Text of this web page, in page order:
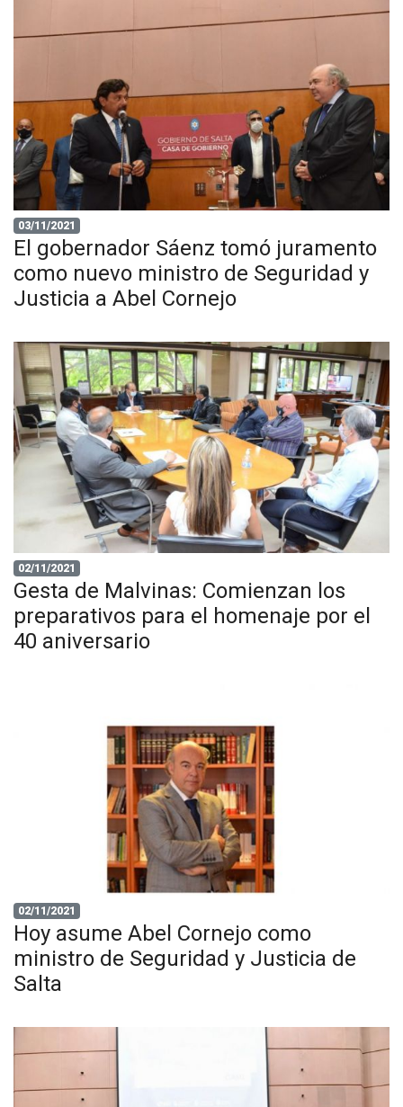
03/11/2021
El gobernador Sáenz tomó juramento
como nuevo ministro de Seguridad y
Justicia a Abel Cornejo
02/11/2021
Gesta de Malvinas: Comienzan los
preparativos para el homenaje por el
40 aniversario
02/11/2021
Hoy asume Abel Cornejo como
ministro de Seguridad y Justicia de
Salta